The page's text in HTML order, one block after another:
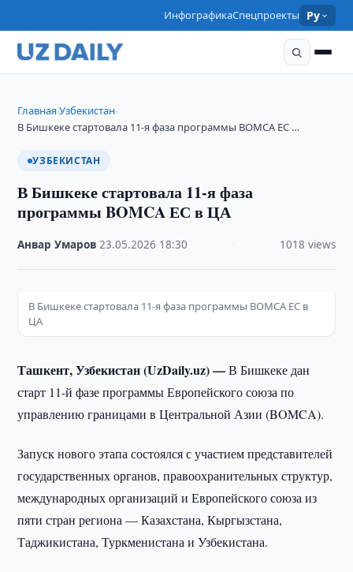
ИнфографикаСпецпроекты Ру
Главная›Узбекистан›
В Бишкеке стартовала 11-я фаза программы BOMCA ЕС …
УЗБЕКИСТАН
В Бишкеке стартовала 11-я фаза
программы BOMCA ЕС в ЦА
Анвар Умаров ·23.05.2026 18:30 1018 views
В Бишкеке стартовала 11-я фаза программы BOMCA ЕС в
ЦА
Ташкент, Узбекистан (UzDaily.uz) —В Бишкеке дан
старт 11-й фазе программы Европейского союза по
управлению границами в Центральной Азии (BOMCA).
Запуск нового этапа состоялся с участием представителей
государственных органов, правоохранительных структур,
международных организаций и Европейского союза из
пяти стран региона — Казахстана, Кыргызстана,
Таджикистана, Туркменистана и Узбекистана.